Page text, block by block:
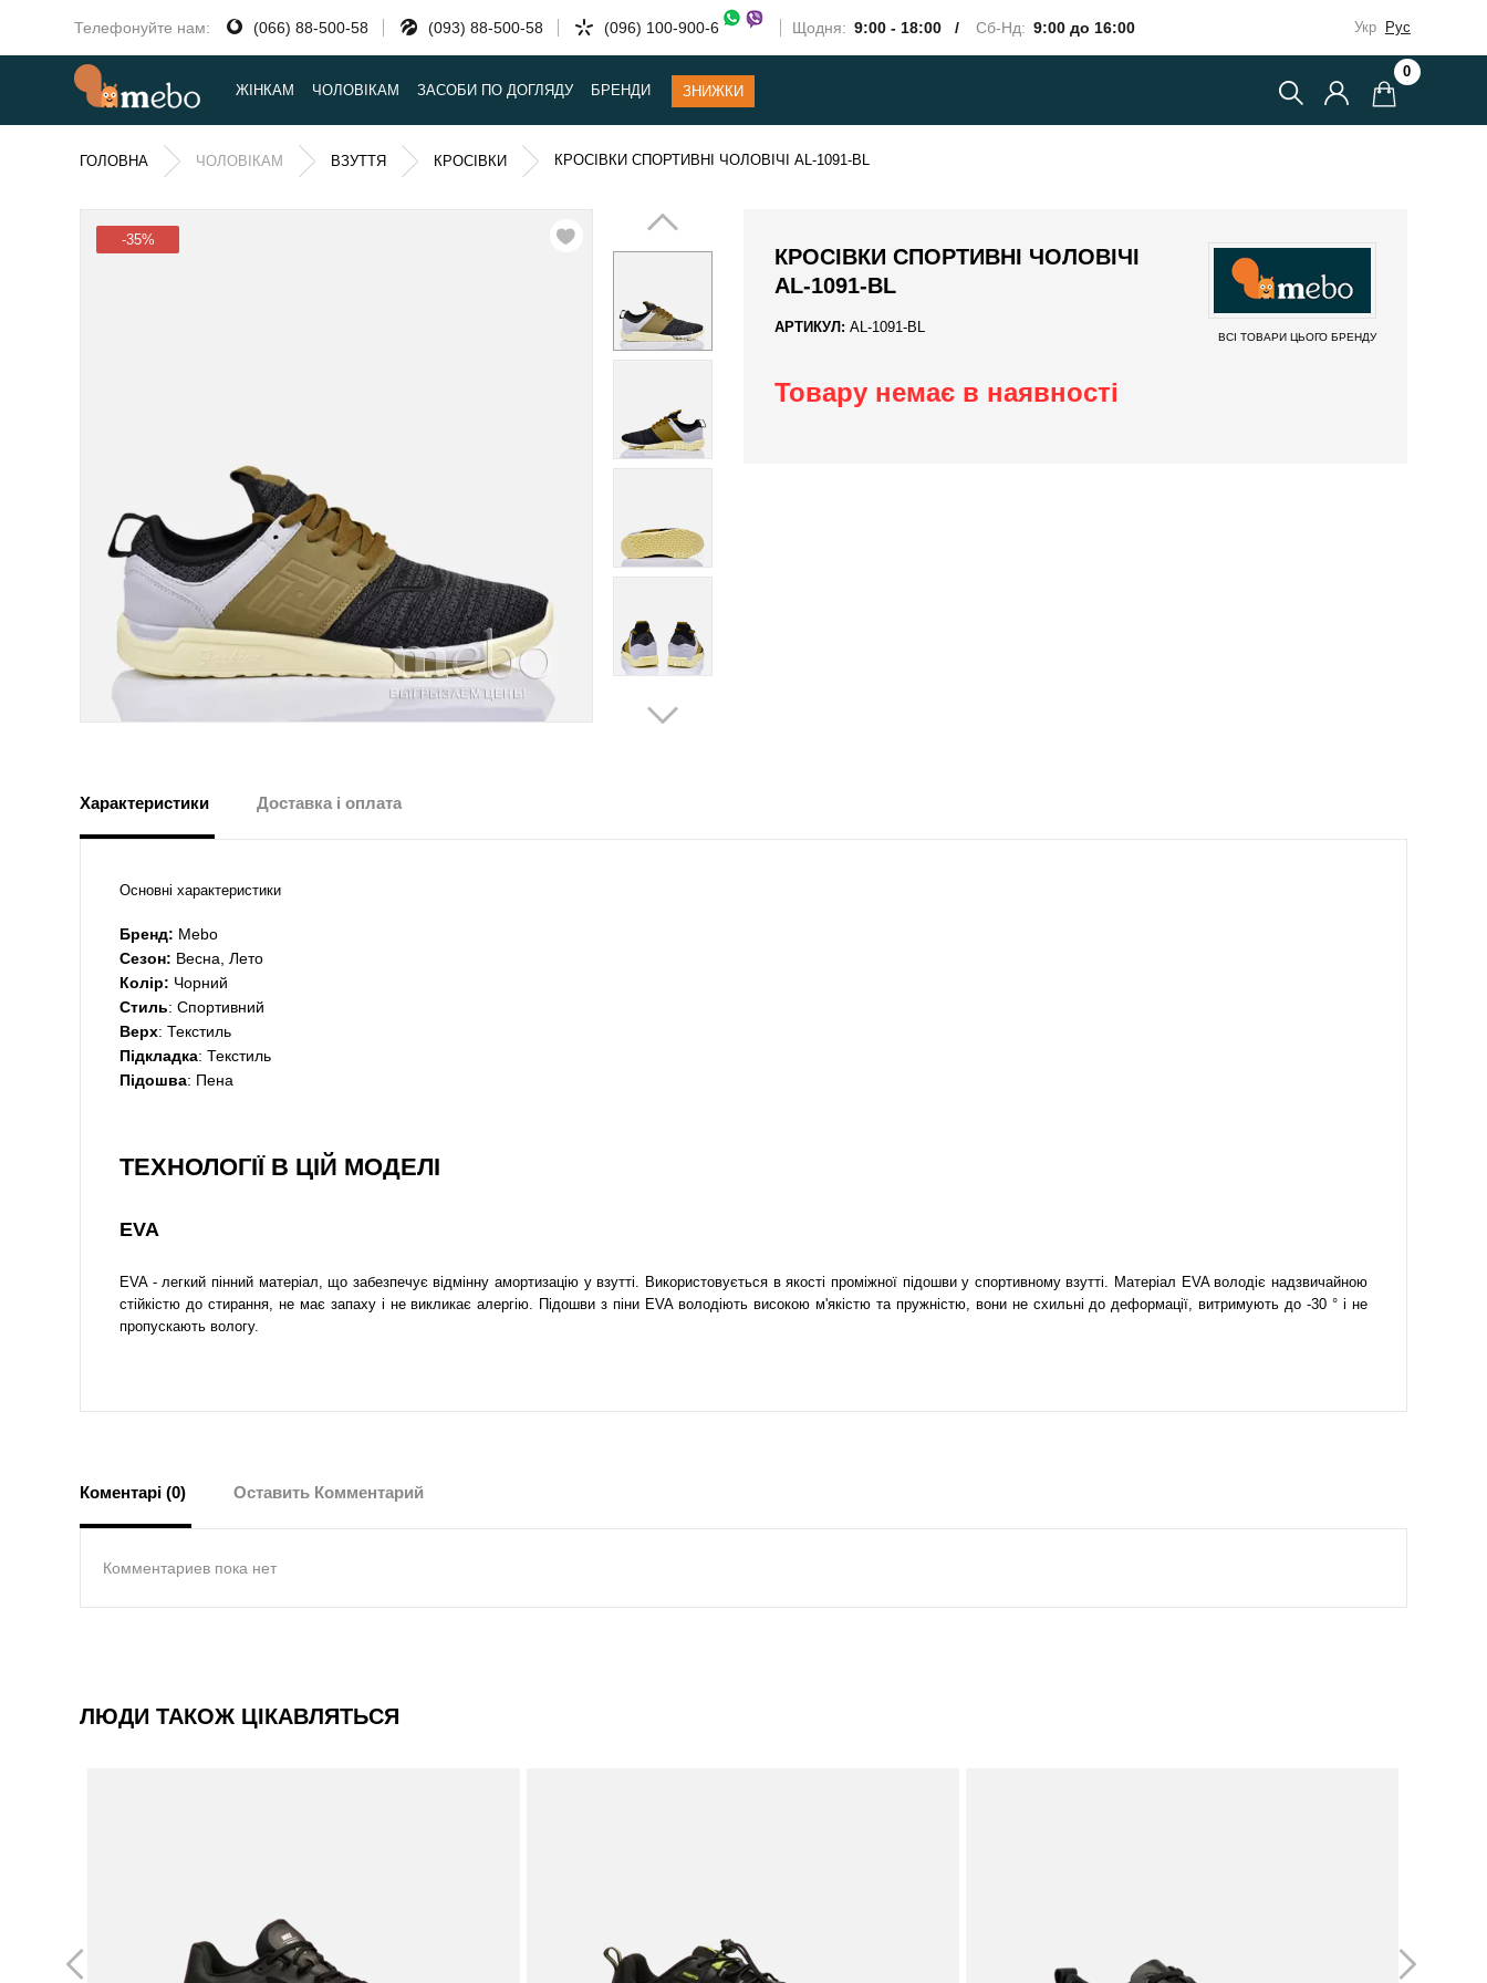
Телефонуйте нам: (066) 88-500-58 (093) 88-500-58 (096) 100-900-6 Щодня: 9:00 - 18:00 / Сб-Нд: 9:00 до 16:00 Укр Рус
ЖІНКАМ ЧОЛОВІКАМ ЗАСОБИ ПО ДОГЛЯДУ БРЕНДИ ЗНИЖКИ
0
ГОЛОВНА ЧОЛОВІКАМ ВЗУТТЯ КРОСІВКИ КРОСІВКИ СПОРТИВНІ ЧОЛОВІЧІ AL-1091-BL
-35%
КРОСІВКИ СПОРТИВНІ ЧОЛОВІЧІ
AL-1091-BL
АРТИКУЛ: AL-1091-BL
ВСІ ТОВАРИ ЦЬОГО БРЕНДУ
Товару немає в наявності
Характеристики Доставка і оплата
Основні характеристики
Бренд: Mebo
Сезон: Весна, Лето
Колір: Чорний
Стиль: Спортивний
Верх: Текстиль
Підкладка: Текстиль
Підошва: Пена
ТЕХНОЛОГІЇ В ЦІЙ МОДЕЛІ
EVA
EVA - легкий пінний матеріал, що забезпечує відмінну амортизацію у взутті. Використовується в якості проміжної підошви у спортивному взутті. Матеріал EVA володіє надзвичайною
стійкістю до стирання, не має запаху і не викликає алергію. Підошви з піни EVA володіють високою м'якістю та пружністю, вони не схильні до деформації, витримують до -30 ° і не
пропускають вологу.
Коментарі (0) Оставить Комментарий
Комментариев пока нет
ЛЮДИ ТАКОЖ ЦІКАВЛЯТЬСЯ